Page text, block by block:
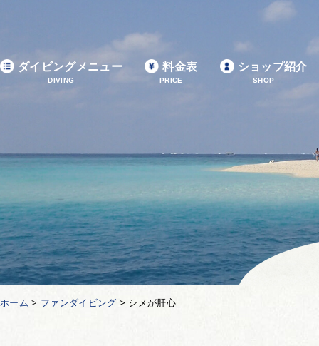
ダイビングメニュー
DIVING
料金表
PRICE
ショップ紹介
SHOP
ホーム > ファンダイビング > シメが肝心